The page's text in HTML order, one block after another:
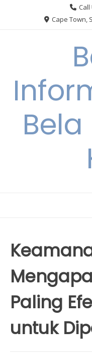
Call
Cape Town,
Bela
Paling
untuk